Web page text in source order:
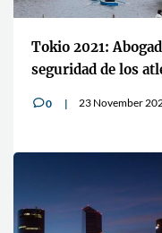
Tokio 2021:
seguridad de los
v0 23 November